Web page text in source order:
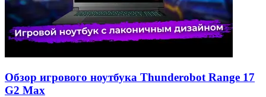
Обзор игрового ноутбука Thunderobot Range 17
G2 Max